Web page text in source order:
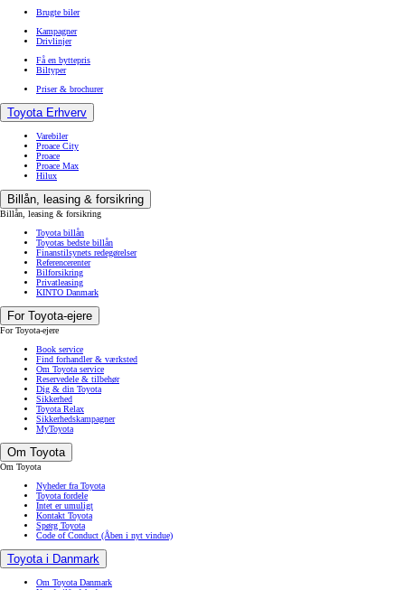
Brugte biler
Kampagner
Drivlinjer
Få en byttepris
Biltyper
Priser & brochurer
Toyota Erhverv
Varebiler
Proace City
Proace
Proace Max
Hilux
Billån, leasing & forsikring
Billån, leasing & forsikring
Toyota billån
Toyotas bedste billån
Finanstilsynets redegørelser
Referencerenter
Bilforsikring
Privatleasing
KINTO Danmark
For Toyota-ejere
For Toyota-ejere
Book service
Find forhandler & værksted
Om Toyota service
Reservedele & tilbehør
Dig & din Toyota
Sikkerhed
Toyota Relax
Sikkerhedskampagner
MyToyota
Om Toyota
Om Toyota
Nyheder fra Toyota
Toyota fordele
Intet er umuligt
Kontakt Toyota
Spørg Toyota
Code of Conduct (Åben i nyt vindue)
Toyota i Danmark
Om Toyota Danmark